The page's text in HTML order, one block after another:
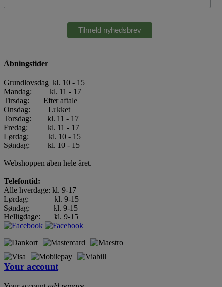
Åbningstider
Grundlovsdag kl. 10 - 15
Mandag: kl. 11 - 17
Tirsdag: Efter aftale
Onsdag: Lukket
Torsdag: kl. 11 - 17
Fredag: kl. 11 - 17
Lørdag: kl. 10 - 15
Søndag: kl. 10 - 15
Webshoppen åben hele året.
Telefontid:
Alle hverdage: kl. 9-17
Lørdag: kl. 9-15
Søndag: kl. 9-15
Helligdage: kl. 9-15
Your account